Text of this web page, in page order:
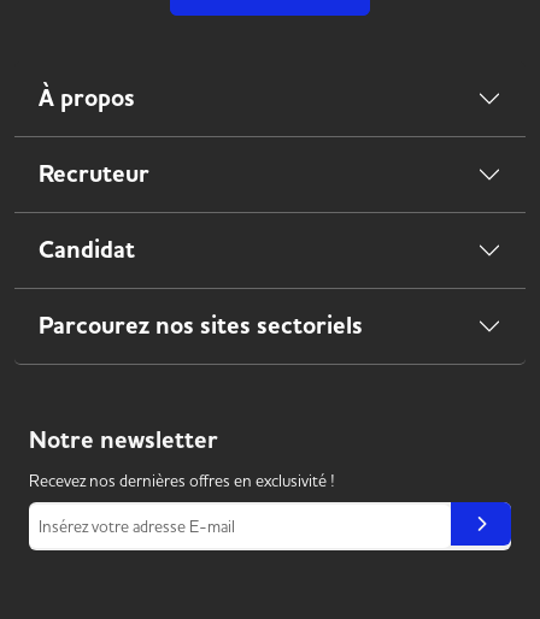
À propos
Recruteur
Candidat
Parcourez nos sites sectoriels
Notre newsletter
Recevez nos dernières offres en exclusivité !
Insérez votre adresse E-mail